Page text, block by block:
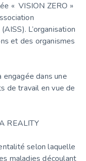
« VISION ZERO »
L’organisation
et des organismes
engagée dans une
de travail en vue de
REALITY
selon laquelle
maladies découlant